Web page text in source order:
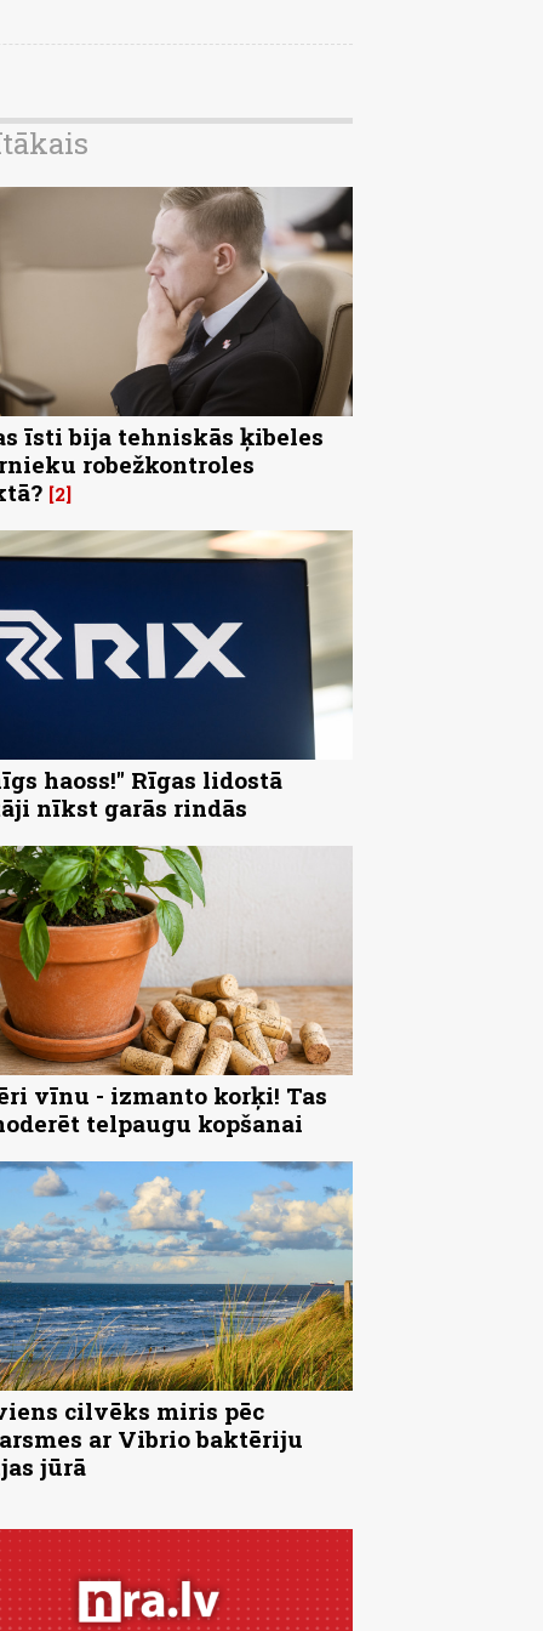
īsti bija tehniskās ķibeles
robežkontroles
2
haoss!" Rīgas lidostā
nīkst garās rindās
vīnu - izmanto korķi! Tas
telpaugu kopšanai
cilvēks miris pēc
ar Vibrio baktēriju
jūrā